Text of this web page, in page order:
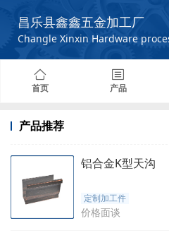
昌乐县鑫鑫五金加工厂
Changle Xinxin Hardware
首页 产品
产品推荐
铝合金K型天沟
定制加工件
价格面谈